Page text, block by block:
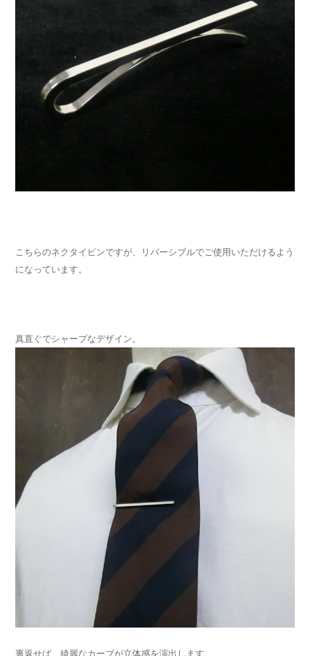
こちらのネクタイピンですが、リバーシブルでご使用いただけるよう
になっています。
真直ぐでシャープなデザイン。
裏返せば、綺麗なカーブが立体感を演出します。